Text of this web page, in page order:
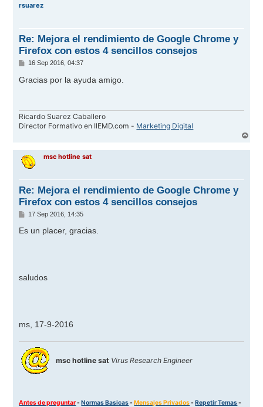
rsuarez
Re: Mejora el rendimiento de Google Chrome y
Firefox con estos 4 sencillos consejos
M
n
s
16 Sep 2016, 04:37
Gracias por la ayuda amigo.
Ricardo Suarez Caballero
Director Formativo en IIEMD.com - Marketing Digital
r
msc hotline sat
Re: Mejora el rendimiento de Google Chrome y
Firefox con estos 4 sencillos consejos
M
n
17 Sep 2016, 14:35
Es un placer, gracias.
saludos
ms, 17-9-2016
msc hotline sat Virus Research Engineer
Antes de preguntar-Normas Basicas-Mensajes Privados-Repetir Temas-